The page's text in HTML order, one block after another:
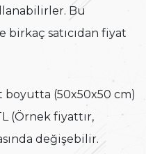
Bu
birkaç satıcıdan fiyat
(50x50x50 cm)
(Örnek fiyattır,
değişebilir.